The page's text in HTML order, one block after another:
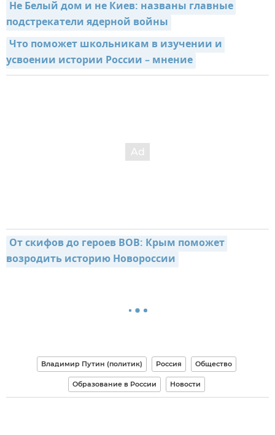
Не Белый дом и не Киев: названы главные
подстрекатели ядерной войны
Что поможет школьникам в изучении и
усвоении истории России – мнение
От скифов до героев ВОВ: Крым поможет
возродить историю Новороссии
Владимир Путин (политик) Россия Общество
Образование в России Новости